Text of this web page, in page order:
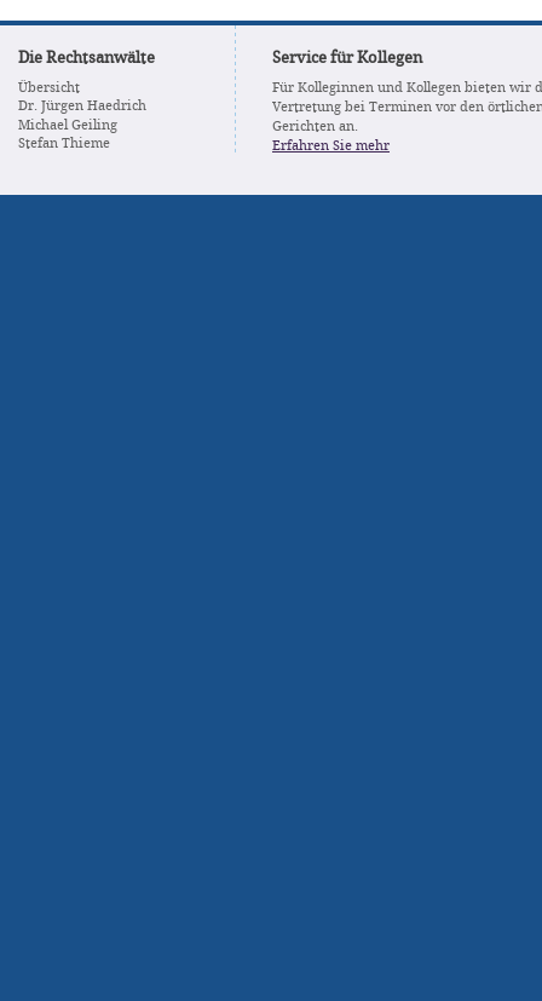
Die Rechtsanwälte
Übersicht
Dr. Jürgen Haedrich
Michael Geiling
Stefan Thieme
Service für Kollegen
Für Kolleginnen und Kollegen bieten wir
Vertretung bei Terminen vor den
Gerichten an.
Erfahren Sie mehr